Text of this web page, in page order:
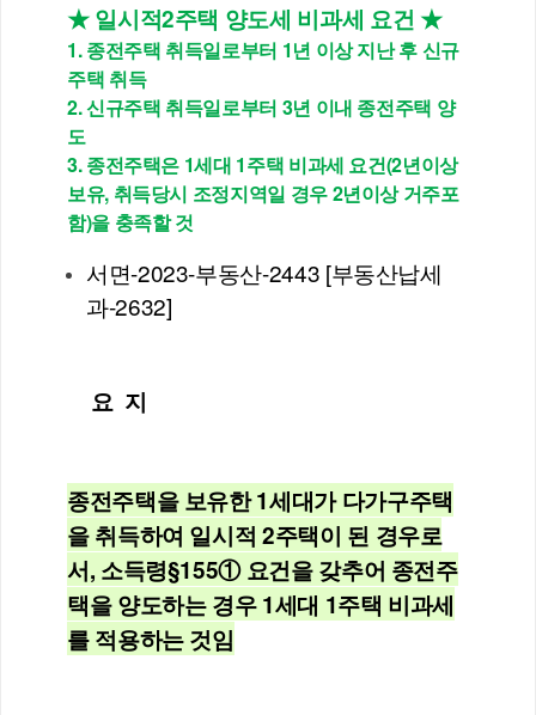
★ 일시적2주택 양도세 비과세 요건 ★
1. 종전주택 취득일로부터 1년 이상 지난 후 신규
주택 취득
2. 신규주택 취득일로부터 3년 이내 종전주택 양
도
3. 종전주택은 1세대 1주택 비과세 요건(2년이상
보유, 취득당시 조정지역일 경우 2년이상 거주포
함)을 충족할 것
서면-2023-부동산-2443 [부동산납세
과-2632]
요  지
종전주택을 보유한 1세대가 다가구주택
을 취득하여 일시적 2주택이 된 경우로
서, 소득령§155① 요건을 갖추어 종전주
택을 양도하는 경우 1세대 1주택 비과세
를 적용하는 것임